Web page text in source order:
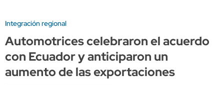
Integración regional
Automotrices celebraron el acuerdo
con Ecuador y anticiparon un
aumento de las exportaciones